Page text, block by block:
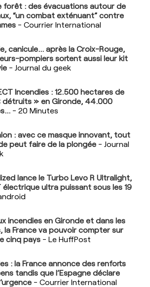
forêt : des évacuations autour de
“un combat exténuant” contre
- Courrier International
canicule… après la Croix-Rouge,
pompiers sortent aussi leur kit
- Journal du geek
Incendies : 12.500 hectares de
» en Gironde, 44.000
- 20 Minutes
: avec ce masque innovant, tout
peut faire de la plongée - Journal
lance le Turbo Levo R Ultralight,
électrique ultra puissant sous les 19
incendies en Gironde et dans les
la France va pouvoir compter sur
cinq pays - Le HuffPost
: la France annonce des renforts
tandis que l’Espagne déclare
- Courrier International